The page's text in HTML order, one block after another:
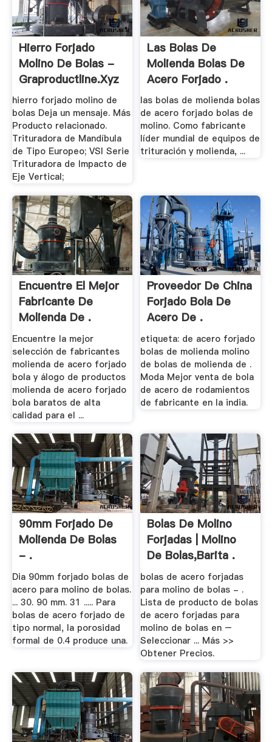
Hierro Forjado
Molino De Bolas -
Graproductline.xyz
hierro forjado molino de
bolas Deja un mensaje. Más
Producto relacionado.
Trituradora de Mandíbula
de Tipo Europeo; VSI Serie
Trituradora de Impacto de
Eje Vertical;
Las Bolas De
Molienda Bolas De
Acero Forjado .
las bolas de molienda bolas
de acero forjado bolas de
molino. Como fabricante
líder mundial de equipos de
trituración y molienda, ...
Encuentre El Mejor
Fabricante De
Molienda De .
Encuentre la mejor
selección de fabricantes
molienda de acero forjado
bola y álogo de productos
molienda de acero forjado
bola baratos de alta
calidad para el ...
Proveedor De China
Forjado Bola De
Acero De .
etiqueta: de acero forjado
bolas de molienda molino
de bolas de molienda de .
Moda Mejor venta de bola
de acero de rodamientos
de fabricante en la india.
90mm Forjado De
Molienda De Bolas
- .
Dia 90mm forjado bolas de
acero para molino de bolas.
... 30. 90 mm. 31 ..... Para
bolas de acero forjado de
tipo normal, la porosidad
formal de 0.4 produce una.
Bolas De Molino
Forjadas | Molino
De Bolas,Barita .
bolas de acero forjadas
para molino de bolas - .
Lista de producto de bolas
de acero forjadas para
molino de bolas en –
Seleccionar ... Más >>
Obtener Precios.